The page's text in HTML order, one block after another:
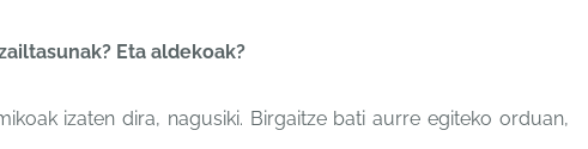
Eta aldekoak?
izaten dira, nagusiki. Birgaitze bati aurre egiteko orduan,